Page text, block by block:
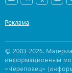
Реклама
© 2003-2026.
информационным
«Череповец»